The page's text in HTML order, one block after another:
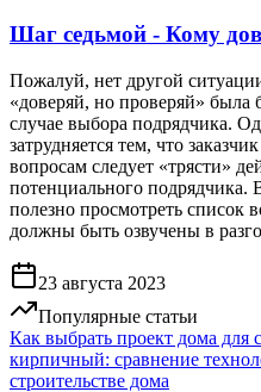
Шаг седьмой - Кому
Пожалуй, нет другой
«доверяй, но проверяй» была
случае выбора подрядчика.
затрудняется тем, что
вопросам следует «трясти»
потенциального подрядчика.
полезно просмотреть список
должны быть озвучены в
23 августа 2023
Популярные статьи
Как выбрать проект дома для
кирпичный: сравнение
строительстве дома